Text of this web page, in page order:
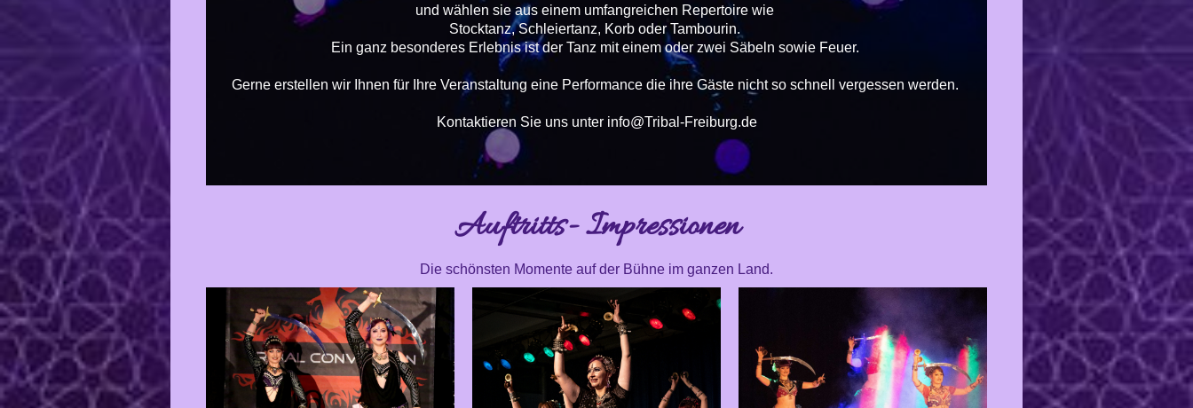
und wählen sie aus einem umfangreichen Repertoire wie
Stocktanz, Schleiertanz, Korb oder Tambourin.
Ein ganz besonderes Erlebnis ist der Tanz mit einem oder zwei Säbeln sowie Feuer.
Gerne erstellen wir Ihnen für Ihre Veranstaltung eine Performance die ihre Gäste nicht so schnell vergessen werden.
Kontaktieren Sie uns unter info@Tribal-Freiburg.de
Auftritts- Impressionen
Die schönsten Momente auf der Bühne im ganzen Land.